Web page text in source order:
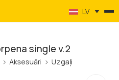
LV
single v.2
Aksesuāri Uzgaļi